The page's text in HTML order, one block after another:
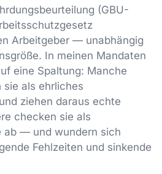
(GBU-
Arbeitgeber — unabhängig
In meinen Mandaten
eine Spaltung: Manche
sie als ehrliches
ziehen daraus echte
checken sie als
ab — und wundern sich
Fehlzeiten und sinkende